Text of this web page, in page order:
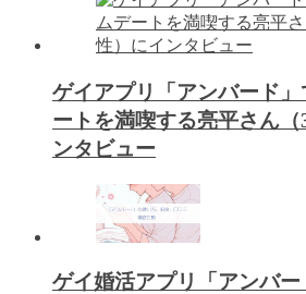
ゲイアプリ「アンバード
ートを満喫する亮平さん
ンタビュー
ゲイ婚活アプリ「アンバ